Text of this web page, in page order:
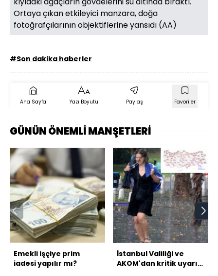
Ortaya çıkan etkileyici manzara, doğa
fotoğrafçılarının objektiflerine yansıdı (AA)
#Son dakika haberler
Ana Sayfa Yazı Boyutu Paylaş Favoriler
GÜNÜN ÖNEMLİ MANŞETLERİ
Emekli işçiye prim
iadesi yapılır mı?
İstanbul Valiliği ve
AKOM'dan kritik uyarı!